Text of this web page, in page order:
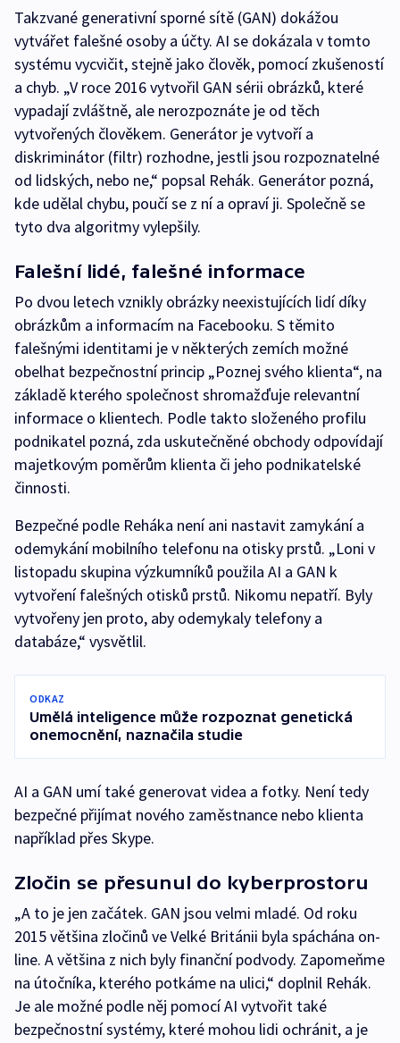
Takzvané generativní sporné sítě (GAN) dokážou
vytvářet falešné osoby a účty. AI se dokázala v tomto
systému vycvičit, stejně jako člověk, pomocí zkušeností
a chyb. „V roce 2016 vytvořil GAN sérii obrázků, které
vypadají zvláštně, ale nerozpoznáte je od těch
vytvořených člověkem. Generátor je vytvoří a
diskriminátor (filtr) rozhodne, jestli jsou rozpoznatelné
od lidských, nebo ne,“ popsal Rehák. Generátor pozná,
kde udělal chybu, poučí se z ní a opraví ji. Společně se
tyto dva algoritmy vylepšily.
Falešní lidé, falešné informace
Po dvou letech vznikly obrázky neexistujících lidí díky
obrázkům a informacím na Facebooku. S těmito
falešnými identitami je v některých zemích možné
obelhat bezpečnostní princip „Poznej svého klienta“, na
základě kterého společnost shromažďuje relevantní
informace o klientech. Podle takto složeného profilu
podnikatel pozná, zda uskutečněné obchody odpovídají
majetkovým poměrům klienta či jeho podnikatelské
činnosti.
Bezpečné podle Reháka není ani nastavit zamykání a
odemykání mobilního telefonu na otisky prstů. „Loni v
listopadu skupina výzkumníků použila AI a GAN k
vytvoření falešných otisků prstů. Nikomu nepatří. Byly
vytvořeny jen proto, aby odemykaly telefony a
databáze,“ vysvětlil.
ODKAZ
Umělá inteligence může rozpoznat genetická
onemocnění, naznačila studie
AI a GAN umí také generovat videa a fotky. Není tedy
bezpečné přijímat nového zaměstnance nebo klienta
například přes Skype.
Zločin se přesunul do kyberprostoru
„A to je jen začátek. GAN jsou velmi mladé. Od roku
2015 většina zločinů ve Velké Británii byla spáchána on-
line. A většina z nich byly finanční podvody. Zapomeňme
na útočníka, kterého potkáme na ulici,“ doplnil Rehák.
Je ale možné podle něj pomocí AI vytvořit také
bezpečnostní systémy, které mohou lidi ochránit, a je